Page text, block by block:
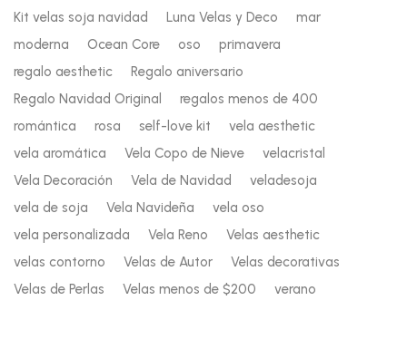
Kit velas soja navidad
Luna Velas y Deco
mar
moderna
Ocean Core oso
primavera
regalo aesthetic
Regalo aniversario
Regalo Navidad Original
regalos menos de 400
romántica
rosa self-love kit
vela aesthetic
vela aromática
Vela Copo de Nieve
velacristal
Vela Decoración
Vela de Navidad
veladesoja
vela de soja
Vela Navideña
vela oso
vela personalizada
Vela Reno
Velas aesthetic
velas contorno
Velas de Autor
Velas decorativas
Velas de Perlas
Velas menos de $200 verano